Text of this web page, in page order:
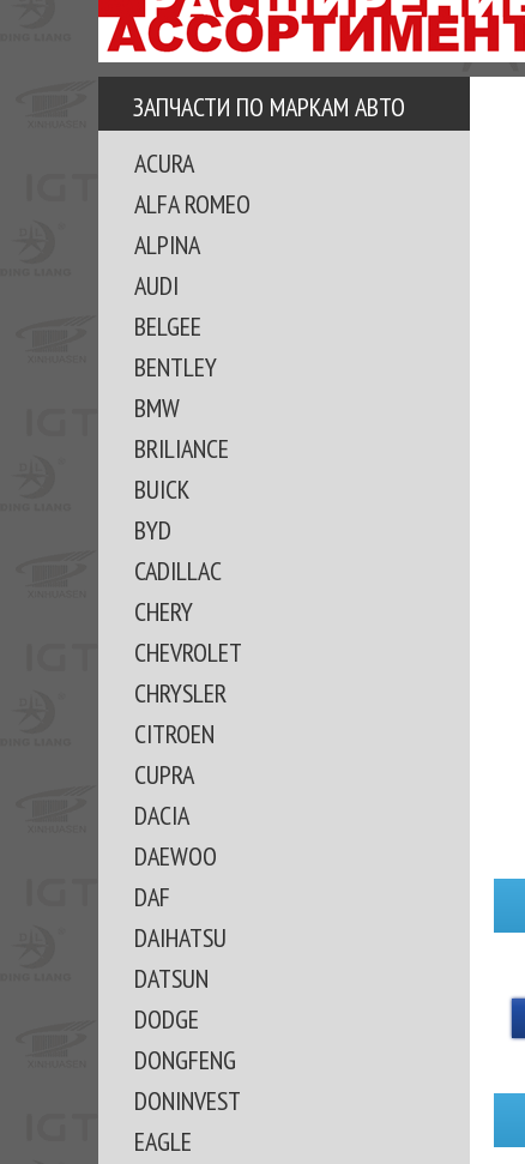
ЗАПЧАСТИ ПО МАРКАМ АВТО
ACURA
ALFA ROMEO
ALPINA
AUDI
BELGEE
BENTLEY
BMW
BRILIANCE
BUICK
BYD
CADILLAC
CHERY
CHEVROLET
CHRYSLER
CITROEN
CUPRA
DACIA
DAEWOO
DAF
DAIHATSU
DATSUN
DODGE
DONGFENG
DONINVEST
EAGLE